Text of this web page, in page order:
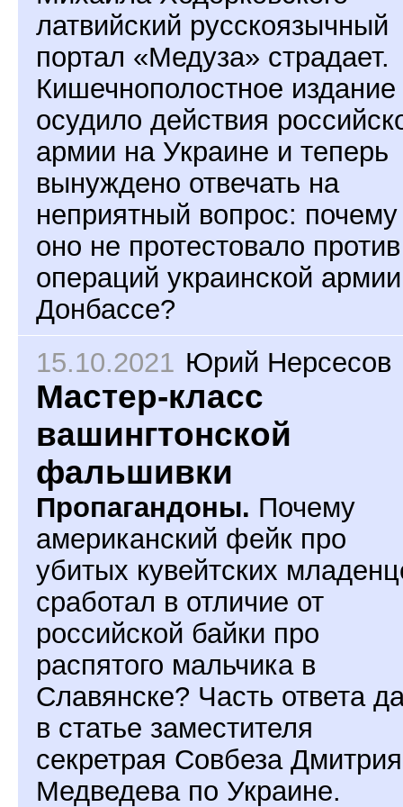
латвийский русскоязычный
портал «Медуза» страдает.
Кишечнополостное издание
осудило действия
армии на Украине и теперь
вынуждено отвечать на
неприятный вопрос: почему
оно не протестовало против
операций украинской
Донбассе?
15.10.2021 Юрий Нерсесов
Мастер-класс
вашингтонской
фальшивки
Пропагандоны. Почему
американский фейк про
убитых кувейтских
сработал в отличие от
российской байки про
распятого мальчика в
Славянске? Часть ответа
в статье заместителя
секретрая Совбеза Дмитрия
Медведева по Украине.